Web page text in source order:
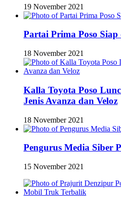
19 November 2021
Partai Prima Poso
18 November 2021
Kalla Toyota Poso
Jenis Avanza dan Veloz
18 November 2021
Pengurus Media Siber
15 November 2021